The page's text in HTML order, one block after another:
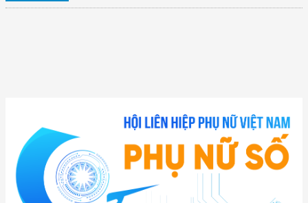
(898/KH/ĐCT) Kế hoạch thực hiện Quyết định số 2415/QĐ-TTg ngày
31/10/2025 ...
(417/QĐ-BNNMT) Quyết định phê duyệt Chương trình mục tiêu quốc gia
xây dựng ...
(891/KH-ĐCT) Kế hoạch thực hiện Nghị quyết số 72-NQ/TW ngày
9/9/2025 của Bộ ...